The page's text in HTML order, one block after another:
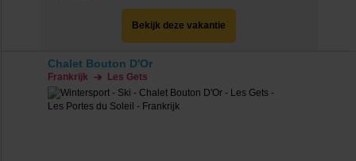
Bekijk deze vakantie
Chalet Bouton D'Or
Frankrijk Les Gets